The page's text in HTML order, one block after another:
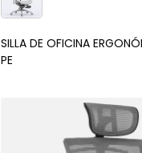
SILLA DE OFICINA
PE